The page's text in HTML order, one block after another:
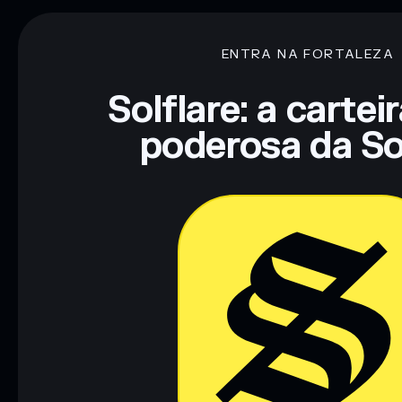
ENTRA NA FORTALEZA
Solflare: a
poderosa da